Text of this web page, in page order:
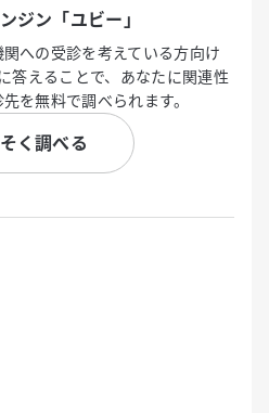
ジン「ユビー」
への受診を考えている方向け
答えることで、あなたに関連性
を無料で調べられます。
く調べる